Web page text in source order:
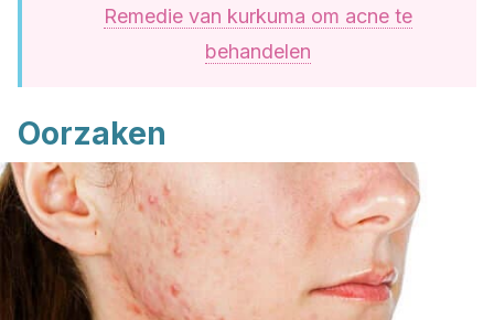
Remedie van kurkuma om acne te
behandelen
Oorzaken